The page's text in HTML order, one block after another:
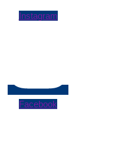
Instagram
Facebook